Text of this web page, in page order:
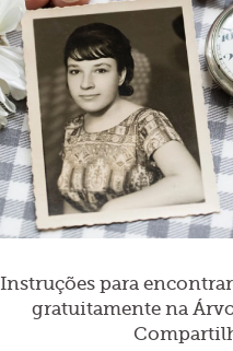
Instruções para
gratuitamente na